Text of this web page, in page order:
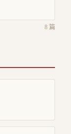
8 篇